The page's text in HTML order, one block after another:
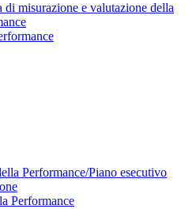
di misurazione e valutazione della
Performance/Piano esecutivo
Performance